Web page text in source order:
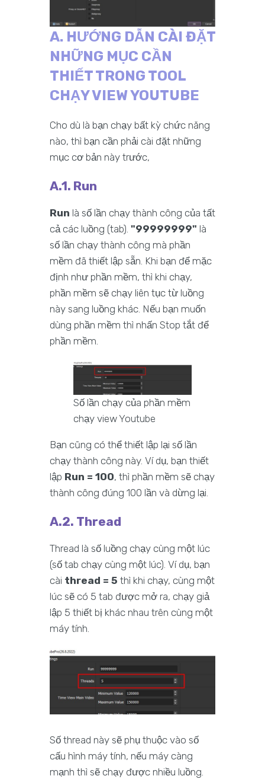
A. HƯỚNG DẪN CÀI ĐẶT
NHỮNG MỤC CẦN
THIẾT TRONG TOOL
CHẠY VIEW YOUTUBE
Cho dù là bạn chạy bất kỳ chức năng
nào, thì bạn cần phải cài đặt những
mục cơ bản này trước,
A.1. Run
Run là số lần chạy thành công của tất
cả các luồng (tab). "99999999" là
số lần chạy thành công mà phần
mềm đã thiết lập sẵn. Khi bạn để mặc
định như phần mềm, thì khi chạy,
phần mềm sẽ chạy liên tục từ luồng
này sang luồng khác. Nếu bạn muốn
dùng phần mềm thì nhấn Stop tắt để
phần mềm.
Số lần chạy của phần mềm
chạy view Youtube
Bạn cũng có thể thiết lập lại số lần
chạy thành công này. Ví dụ, bạn thiết
lập Run = 100, thì phần mềm sẽ chạy
thành công đúng 100 lần và dừng lại.
A.2. Thread
Thread là số luồng chạy cùng một lúc
(số tab chạy cùng một lúc). Ví dụ, bạn
cài thread = 5 thì khi chạy, cùng một
lúc sẽ có 5 tab được mở ra, chạy giả
lập 5 thiết bị khác nhau trên cùng một
máy tính.
Số thread này sẽ phụ thuộc vào số
cấu hình máy tính, nếu máy càng
mạnh thì sẽ chạy được nhiều luồng.